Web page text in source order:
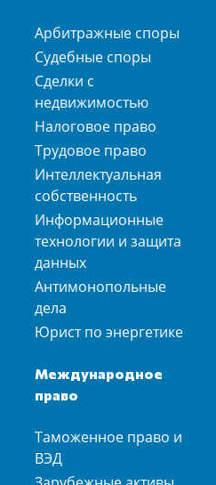
Арбитражные споры
Судебные споры
Сделки с
недвижимостью
Налоговое право
Трудовое право
Интеллектуальная
собственность
Информационные
технологии и защита
данных
Антимонопольные
дела
Юрист по энергетике
Международное
право
Таможенное право и
ВЭД